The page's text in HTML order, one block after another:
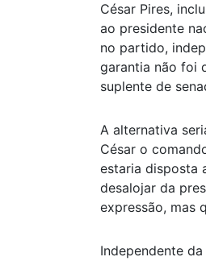
César Pires,
ao presidente
no partido,
garantia não foi
suplente de
A alternativa
César o
estaria disposta
desalojar da
expressão, mas
Independente